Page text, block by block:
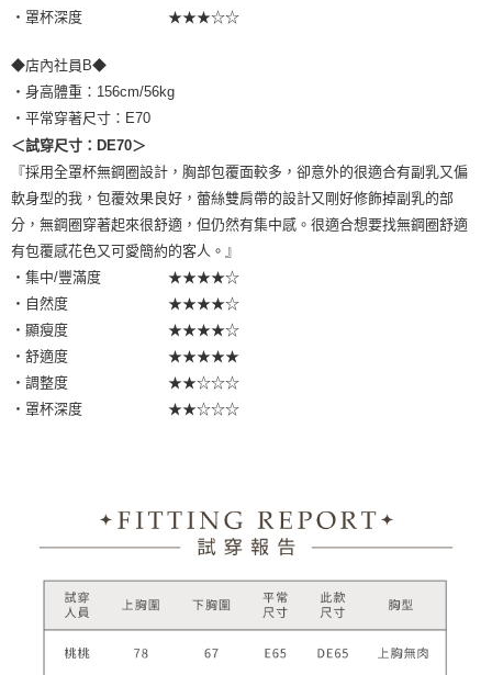
・罩杯深度 ★★★☆☆
◆店內社員B◆
・身高體重：156cm/56kg
・平常穿著尺寸：E70
＜試穿尺寸：DE70＞
『採用全罩杯無鋼圈設計，胸部包覆面較多，卻意外的很適合有副乳又偏
軟身型的我，包覆效果良好，蕾絲雙肩帶的設計又剛好修飾掉副乳的部
分，無鋼圈穿著起來很舒適，但仍然有集中感。很適合想要找無鋼圈舒適
有包覆感花色又可愛簡約的客人。』
・集中/豐滿度 ★★★★☆
・自然度 ★★★★☆
・顯瘦度 ★★★★☆
・舒適度 ★★★★★
・調整度 ★★☆☆☆
・罩杯深度 ★★☆☆☆